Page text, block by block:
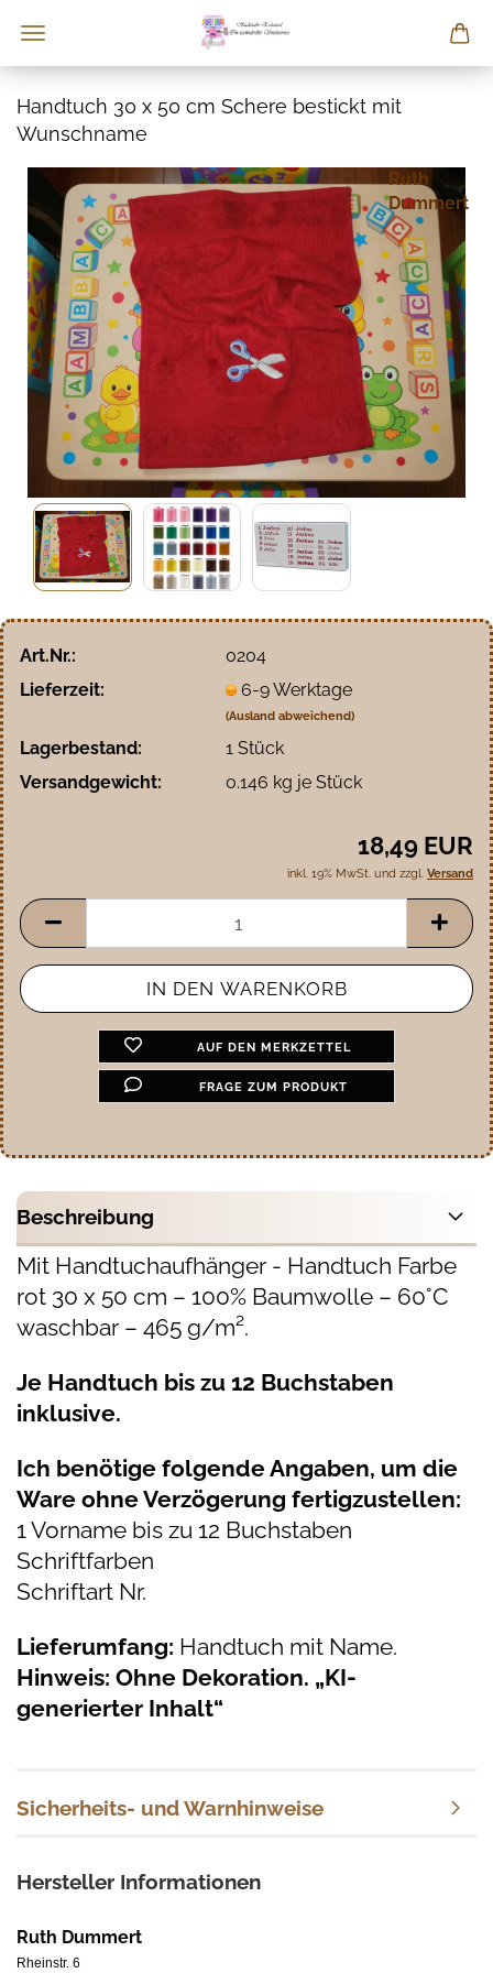
Handtuch 30 x 50 cm Schere bestickt mit
Wunschname
Ruth
Dummert
Art.Nr.:
0204
Lieferzeit:
6-9 Werktage
(Ausland abweichend)
Lagerbestand: 1 Stück
Versandgewicht:
0.146 kg je Stück
18,49 EUR
inkl. 19% MwSt. und zzgl. Versand
AUF DEN MERKZETTEL
FRAGE ZUM PRODUKT
Beschreibung
Mit Handtuchaufhänger - Handtuch Farbe
rot 30 x 50 cm – 100% Baumwolle – 60°C
waschbar – 465 g/m².
Je Handtuch bis zu 12 Buchstaben
inklusive.
Ich benötige folgende Angaben, um die
Ware ohne Verzögerung fertigzustellen:
1 Vorname bis zu 12 Buchstaben
Schriftfarben
Schriftart Nr.
Lieferumfang: Handtuch mit Name.
Hinweis: Ohne Dekoration. „KI-
generierter Inhalt“
Sicherheits- und Warnhinweise
Hersteller Informationen
Ruth Dummert
Rheinstr. 6